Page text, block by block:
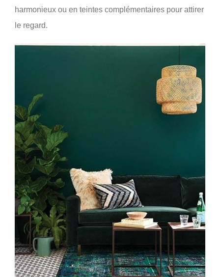
harmonieux ou en teintes complémentaires pour attirer
le regard.